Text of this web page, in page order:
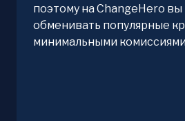
поэтому на ChangeHero
обменивать популярные
минимальными